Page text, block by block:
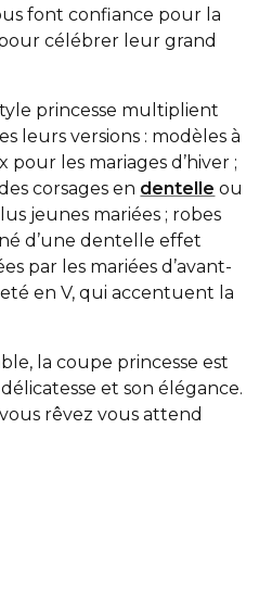
font confiance pour la
célébrer leur grand
princesse multiplient
leurs versions : modèles à
les mariages d’hiver ;
corsages en dentelle ou
jeunes mariées ; robes
d’une dentelle effet
par les mariées d’avant-
en V, qui accentuent la
la coupe princesse est
et son élégance.
rêvez vous attend